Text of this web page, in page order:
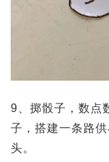
9、掷骰子，数点
子，搭建一条路
头。